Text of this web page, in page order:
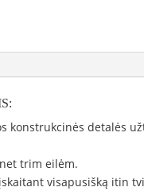
konstrukcinės detalės
trim eilėm.
visapusišką itin